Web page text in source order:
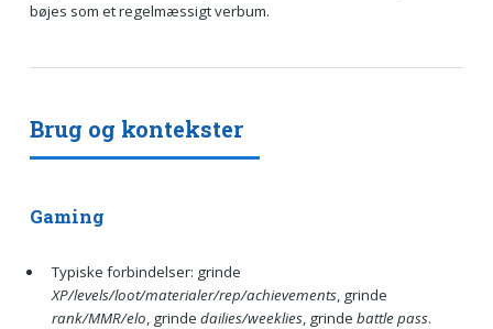
bøjes som et regelmæssigt verbum.
Brug og kontekster
Gaming
Typiske forbindelser: grinde
XP/levels/loot/materialer/rep/achievements, grinde
rank/MMR/elo, grinde dailies/weeklies, grinde battle pass.